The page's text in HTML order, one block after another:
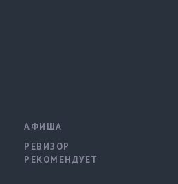
АФИША
РЕВИЗОР
РЕКОМЕНДУЕТ